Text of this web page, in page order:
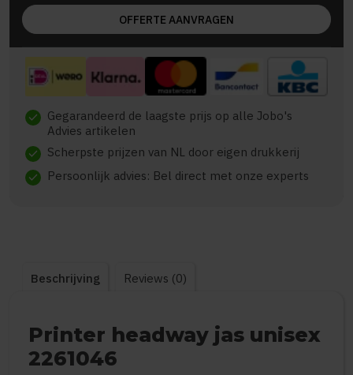
OFFERTE AANVRAGEN
check Gegarandeerd de laagste prijs op alle Jobo's
Advies artikelen
check Scherpste prijzen van NL door eigen drukkerij
check Persoonlijk advies: Bel direct met onze experts
Beschrijving Reviews (0)
Printer headway jas unisex
2261046